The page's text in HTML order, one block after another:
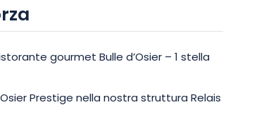
gourmet Bulle d’Osier – 1 stella
Prestige nella nostra struttura Relais